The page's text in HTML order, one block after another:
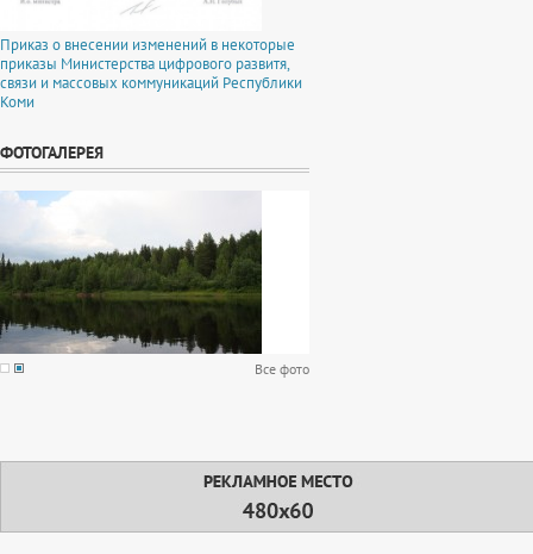
Приказ о внесении изменений в некоторые
приказы Министерства цифрового развитя,
связи и массовых коммуникаций Республики
Коми
ФОТОГАЛЕРЕЯ
Все фото